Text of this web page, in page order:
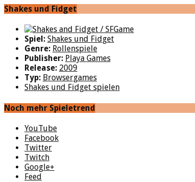
Shakes und Fidget
Spiel: Shakes und Fidget
Genre: Rollenspiele
Publisher: Playa Games
Release: 2009
Typ: Browsergames
Shakes und Fidget spielen
Noch mehr Spieletrend
YouTube
Facebook
Twitter
Twitch
Google+
Feed